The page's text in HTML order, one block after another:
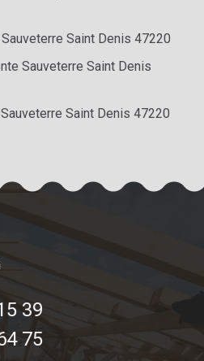
Saint Denis 47220
Sauveterre Saint Denis
Saint Denis 47220
39
75